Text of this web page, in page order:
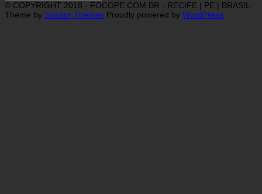
© COPYRIGHT 2018 - FOCOPE.COM.BR - RECIFE | PE | BRASIL
Theme by Scissor Themes Proudly powered by WordPress